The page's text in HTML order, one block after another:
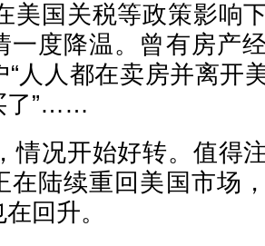
美国关税等政策影响
一度降温。曾有房产
“人人都在卖房并离开
了”……
情况开始好转。值得
在陆续重回美国市场
回升。